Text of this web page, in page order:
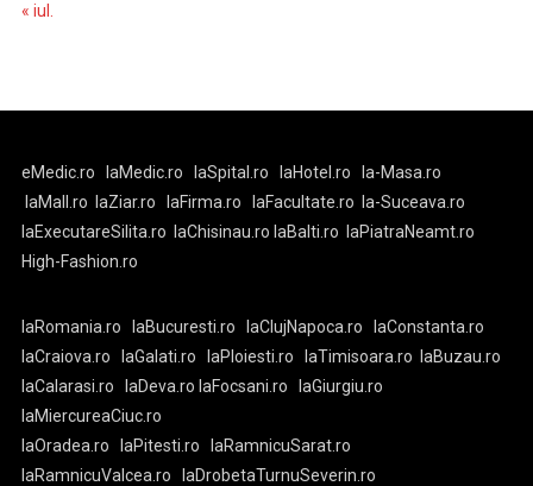
« iul.
eMedic.ro laMedic.ro laSpital.ro laHotel.ro
la-Masa.ro
laMall.ro
laZiar.ro laFirma.ro laFacultate.ro
la-Suceava.ro
laExecutareSilita.ro
laChisinau.ro laBalti.ro
laPiatraNeamt.ro
High-Fashion.ro
laRomania.ro laBucuresti.ro laClujNapoca.ro
laConstanta.ro
laCraiova.ro
laGalati.ro laPloiesti.ro laTimisoara.ro
laBuzau.ro
laCalarasi.ro
laDeva.ro laFocsani.ro
laGiurgiu.ro
laMiercureaCiuc.ro
laOradea.ro
laPitesti.ro
laRamnicuSarat.ro
laRamnicuValcea.ro
laDrobetaTurnuSeverin.ro